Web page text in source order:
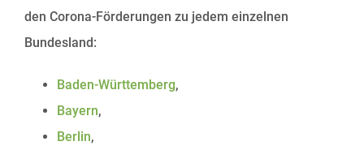
den Corona-Förderungen zu jedem einzelnen
Bundesland:
Baden-Württemberg,
Bayern,
Berlin,